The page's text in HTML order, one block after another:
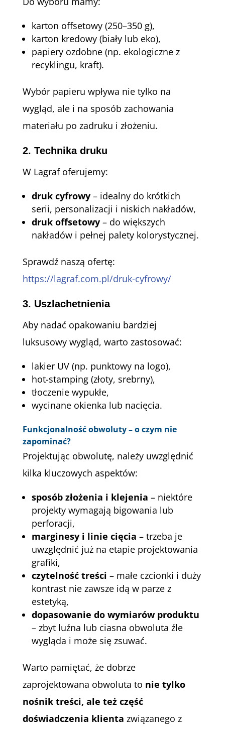
karton offsetowy (250–350 g),
karton kredowy (biały lub eko),
papiery ozdobne (np. ekologiczne z
recyklingu, kraft).
Wybór papieru wpływa nie tylko na
wygląd, ale i na sposób zachowania
materiału po zadruku i złożeniu.
2. Technika druku
W Lagraf oferujemy:
druk cyfrowy– idealny do krótkich
serii, personalizacji i niskich nakładów,
druk offsetowy– do większych
nakładów i pełnej palety kolorystycznej.
Sprawdź naszą ofertę:
https://lagraf.com.pl/druk-cyfrowy/
3. Uszlachetnienia
Aby nadać opakowaniu bardziej
luksusowy wygląd, warto zastosować:
lakier UV (np. punktowy na logo),
hot-stamping (złoty, srebrny),
tłoczenie wypukłe,
wycinane okienka lub nacięcia.
Funkcjonalność obwoluty – o czym nie
zapominać?
Projektując obwolutę, należy uwzględnić
kilka kluczowych aspektów:
sposób złożenia i klejenia – niektóre
projekty wymagają bigowania lub
perforacji,
marginesy i linie cięcia – trzeba je
uwzględnić już na etapie projektowania
grafiki,
czytelność treści – małe czcionki i duży
kontrast nie zawsze idą w parze z
estetyką,
dopasowanie do wymiarów produktu
– zbyt luźna lub ciasna obwoluta źle
wygląda i może się zsuwać.
Warto pamiętać, że dobrze
zaprojektowana obwoluta to nie tylko
nośnik treści, ale też część
doświadczenia klienta związanego z